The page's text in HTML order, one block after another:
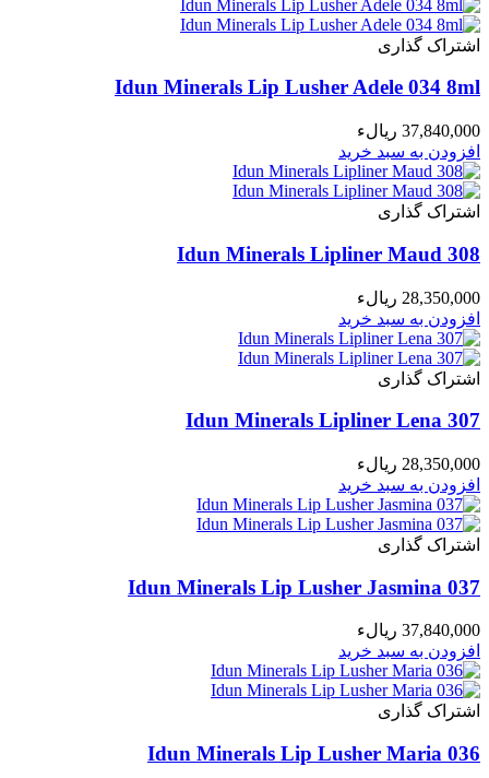
اشتراک گذاری
Idun Minerals Lip Lusher Adele 034 8ml
37,840,000 ریالء
افزودن به سبد خرید
اشتراک گذاری
Idun Minerals Lipliner Maud 308
28,350,000 ریالء
افزودن به سبد خرید
اشتراک گذاری
Idun Minerals Lipliner Lena 307
28,350,000 ریالء
افزودن به سبد خرید
اشتراک گذاری
Idun Minerals Lip Lusher Jasmina 037
37,840,000 ریالء
افزودن به سبد خرید
اشتراک گذاری
Idun Minerals Lip Lusher Maria 036